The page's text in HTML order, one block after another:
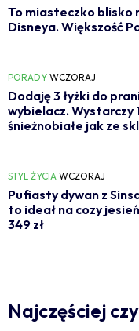
To miasteczko blisko
Disneya. Większość
PORADY WCZORAJ
Dodaję 3 łyżki do
wybielacz. Wystarczy
śnieżnobiałe jak ze
STYL ŻYCIA WCZORAJ
Pufiasty dywan z
to ideał na cozy
349 zł
Najczęściej